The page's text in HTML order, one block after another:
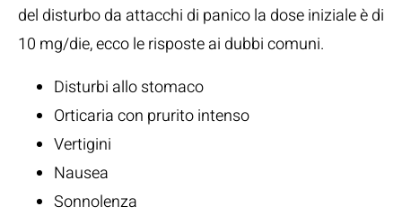
del disturbo da attacchi di panico la dose iniziale è di
10 mg/die, ecco le risposte ai dubbi comuni.
Disturbi allo stomaco
Orticaria con prurito intenso
Vertigini
Nausea
Sonnolenza